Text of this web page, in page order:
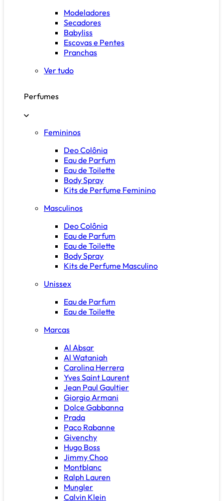
Modeladores
Secadores
Babyliss
Escovas e Pentes
Pranchas
Ver tudo
Perfumes
Femininos
Deo Colônia
Eau de Parfum
Eau de Toilette
Body Spray
Kits de Perfume Feminino
Masculinos
Deo Colônia
Eau de Parfum
Eau de Toilette
Body Spray
Kits de Perfume Masculino
Unissex
Eau de Parfum
Eau de Toilette
Marcas
Al Absar
Al Wataniah
Carolina Herrera
Yves Saint Laurent
Jean Paul Gaultier
Giorgio Armani
Dolce Gabbanna
Prada
Paco Rabanne
Givenchy
Hugo Boss
Jimmy Choo
Montblanc
Ralph Lauren
Mungler
Calvin Klein